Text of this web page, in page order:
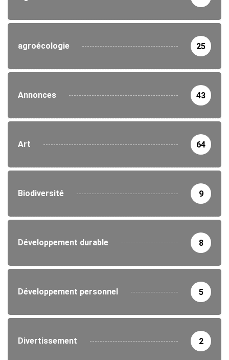
agroécologie 25
Annonces 43
Art 64
Biodiversité 9
Développement durable 8
Développement personnel 5
Divertissement 2